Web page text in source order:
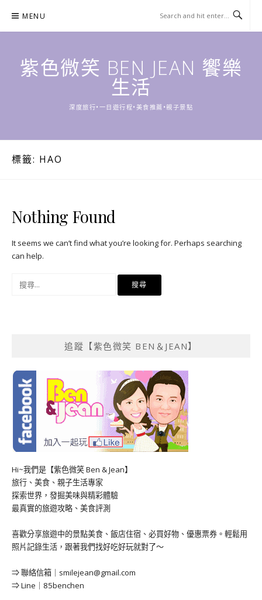
content
MENU
紫色微笑 BEN JEAN 饗樂
生活
深度旅行•一日遊行程•美食推薦•親子景點
標籤: HAO
Nothing Found
It seems we can’t find what you’re looking for. Perhaps searching
can help.
追蹤【紫色微笑 BEN＆JEAN】
Hi~我們是【紫色微笑 Ben & Jean】
旅行、美食、親子生活專家
探索世界，發掘美味與精彩體驗
最真實的旅遊攻略、美食評測
喜歡分享旅遊中的景點美食、飯店住宿、必買好物、優惠票券。輕鬆用
照片記錄生活，跟著我們找好吃好玩就對了～
⇒ 聯絡信箱｜ smilejean@gmail.com
⇒ Line｜85benchen